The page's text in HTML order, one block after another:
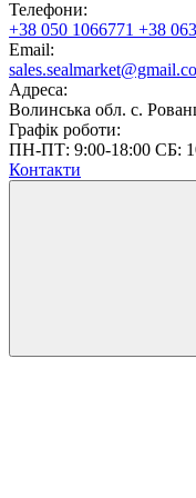
Телефони:
+38 050 1066771 +38
Email:
Адреса:
Волинська обл. с.
Графік роботи:
ПН-ПТ: 9:00-18:00 СБ:
Контакти